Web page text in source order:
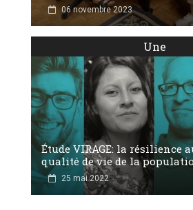
06 novembre 2023
Une
Étude VIRAGE: la résilience
qualité de vie de la
25 mai 2022